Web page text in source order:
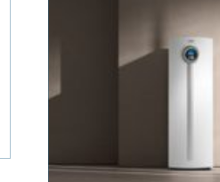
möbelrenovering istället
för nyköp. Resultatet blir
ofta både mer personligt,